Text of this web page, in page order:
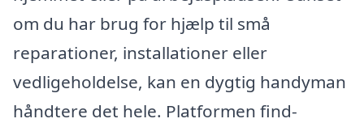
om du har brug for hjælp til små
reparationer, installationer eller
vedligeholdelse, kan en dygtig handyman
håndtere det hele. Platformen find-